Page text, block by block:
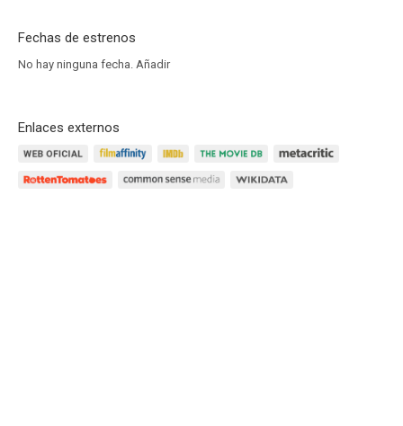
Fechas de estrenos
No hay ninguna fecha. Añadir
Enlaces externos